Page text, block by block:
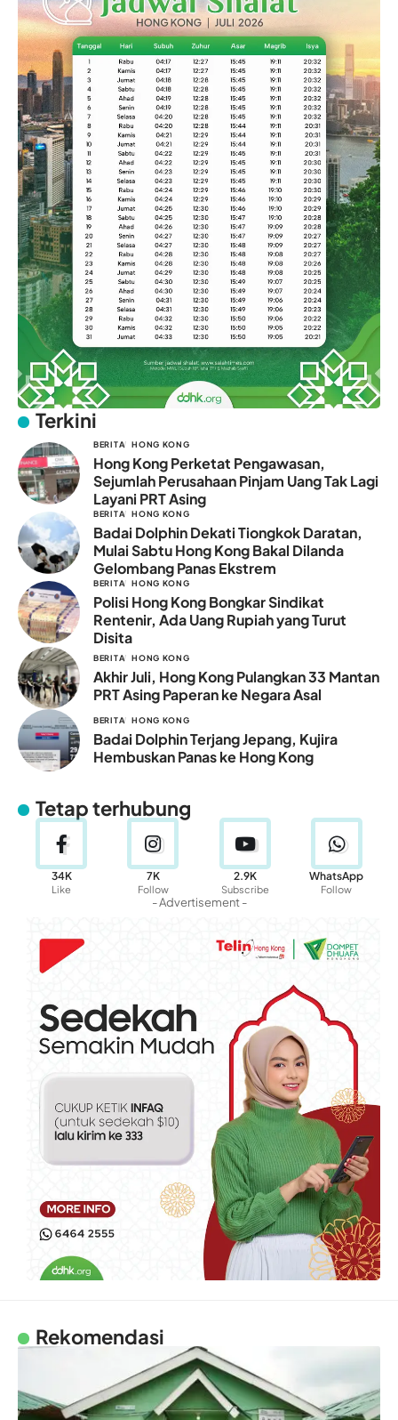
Terkini
BERITA HONG KONG
Hong Kong Perketat Pengawasan,
Sejumlah Perusahaan Pinjam Uang Tak Lagi
Layani PRT Asing
BERITA HONG KONG
Badai Dolphin Dekati Tiongkok Daratan,
Mulai Sabtu Hong Kong Bakal Dilanda
Gelombang Panas Ekstrem
BERITA HONG KONG
Polisi Hong Kong Bongkar Sindikat
Rentenir, Ada Uang Rupiah yang Turut
Disita
BERITA HONG KONG
Akhir Juli, Hong Kong Pulangkan 33 Mantan
PRT Asing Paperan ke Negara Asal
BERITA HONG KONG
Badai Dolphin Terjang Jepang, Kujira
Hembuskan Panas ke Hong Kong
Tetap terhubung
34K
Like
7K
Follow
2.9K
Subscribe
WhatsApp
Follow
- Advertisement -
Rekomendasi